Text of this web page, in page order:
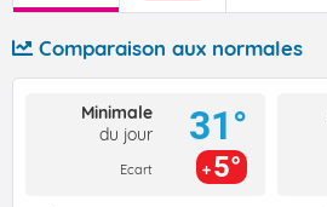
Comparaison aux normales
Minimale
du jour
Ecart
31°
5°